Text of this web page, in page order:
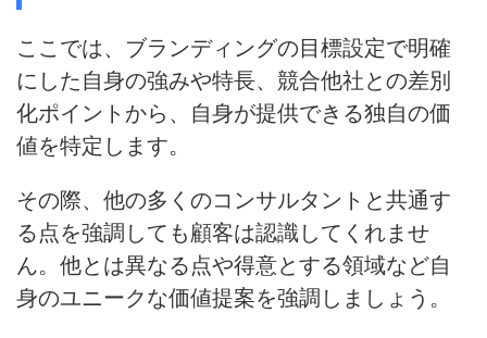
ここでは、 ブランディングの目標設定で明確
にした自身の強みや特長、競合他社との差別
化ポイントから、自身が提供できる独自の価
値を特定 します。
その際、 他の多くのコンサルタントと共通す
る点を強調しても顧客は認識してくれませ
ん。他とは異なる点や得意とする領域など自
身のユニークな価値提案を強調しましょう。